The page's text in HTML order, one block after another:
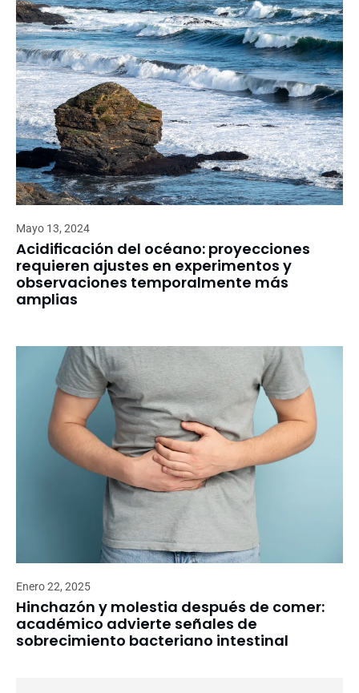
Mayo 13, 2024
Acidificación del océano: proyecciones
requieren ajustes en experimentos y
observaciones temporalmente más
amplias
Enero 22, 2025
Hinchazón y molestia después de comer:
académico advierte señales de
sobrecimiento bacteriano intestinal